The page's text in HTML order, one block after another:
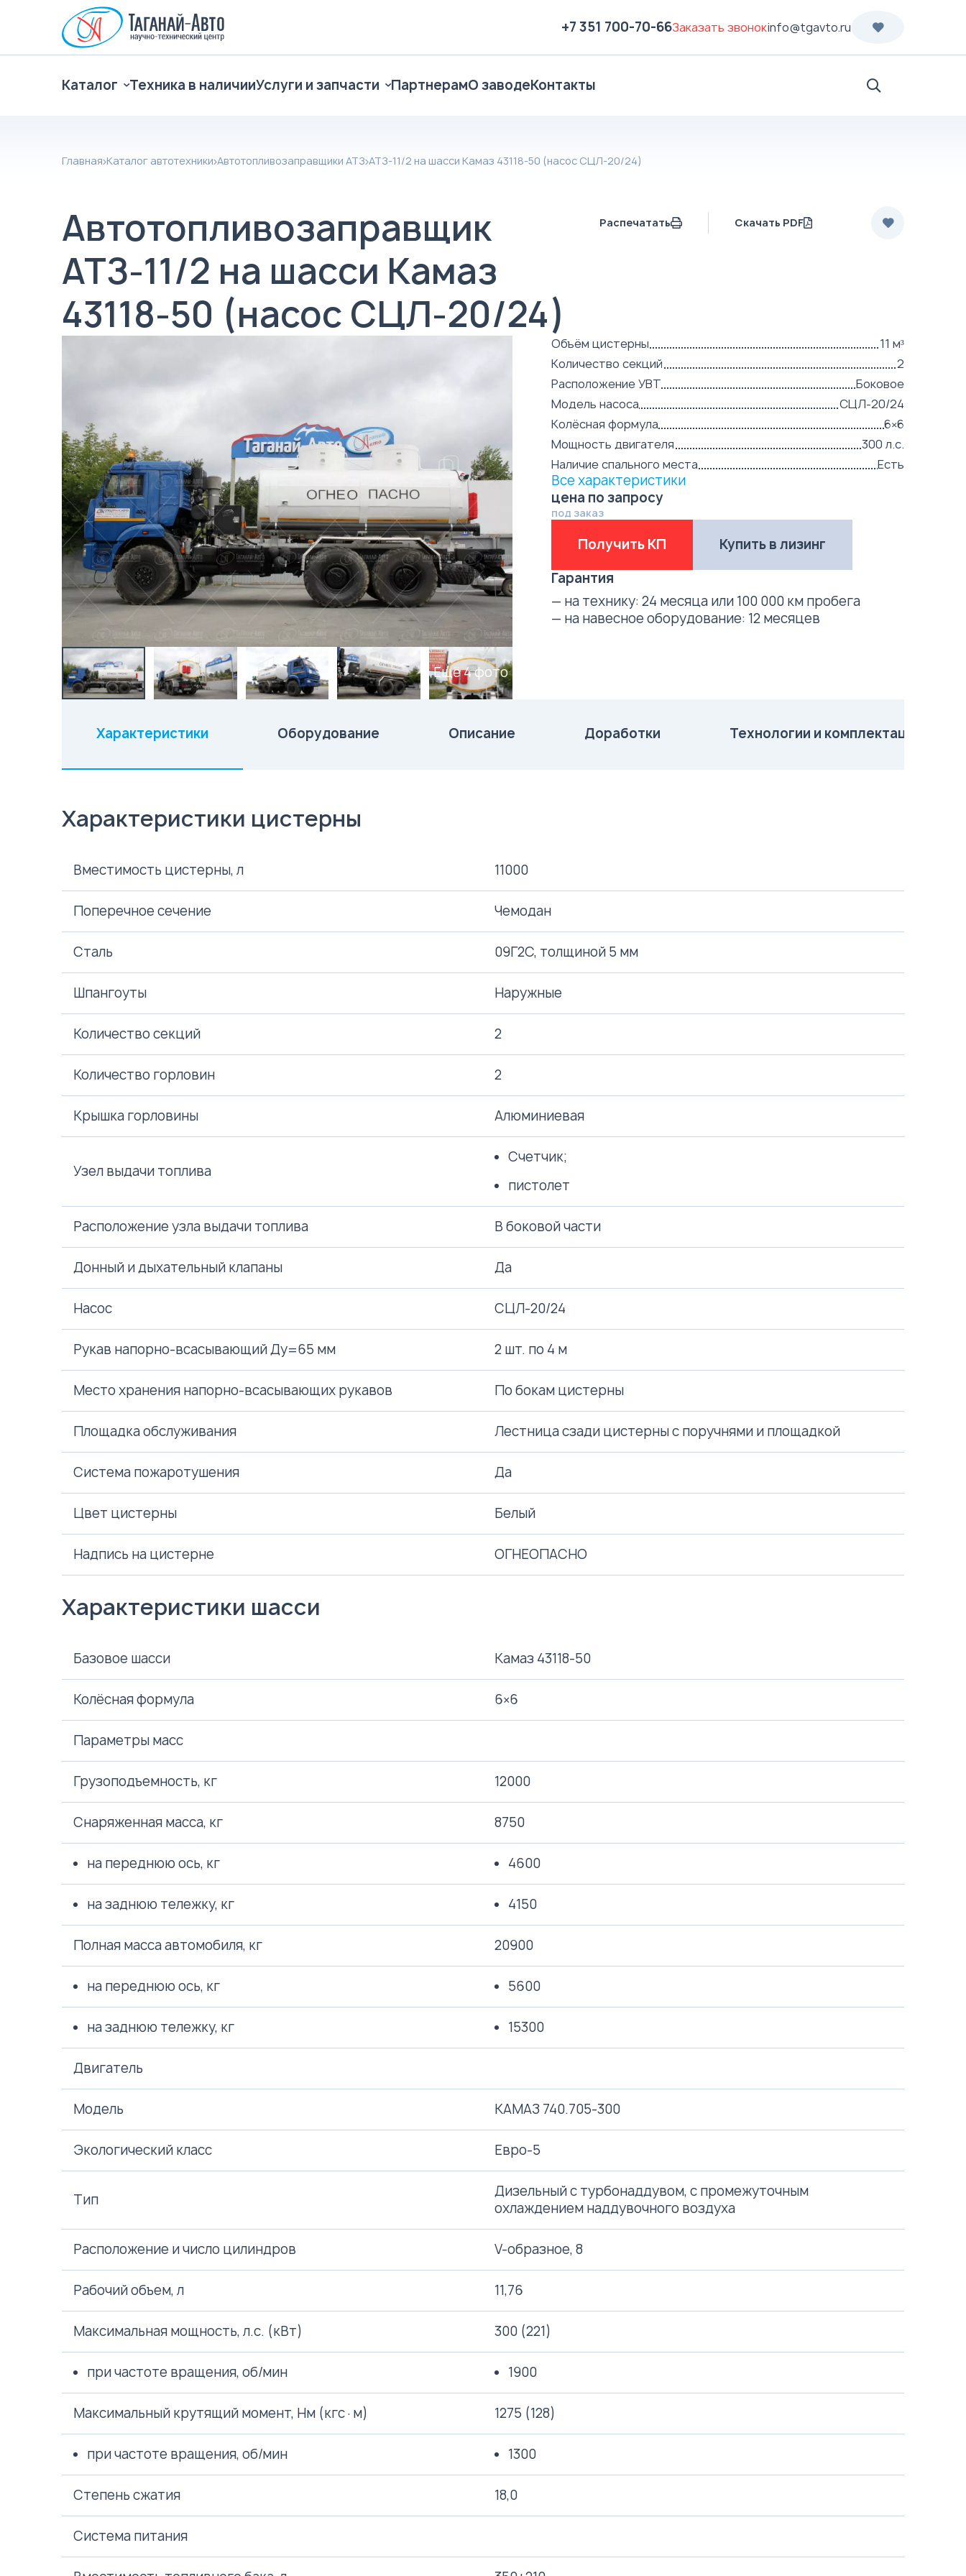
+7 351 700-70-66Заказать звонокinfo@tgavto.ru
Каталог Техника в наличииУслуги и запчасти ПартнерамО заводеКонтакты
Главная Каталог автотехники Автотопливозаправщики АТЗ АТЗ-11/2 на шасси Камаз 43118-50 (насос СЦЛ-20/24)
Автотопливозаправщик
АТЗ-11/2 на шасси Камаз
43118-50 (насос СЦЛ-20/24)
Распечатать Скачать PDF
Ещё 4 фото
Объём цистерны
11 м³
Количество секций
2
Расположение УВТ
Боковое
Модель насоса
СЦЛ-20/24
Колёсная формула
6×6
Мощность двигателя
300 л.с.
Наличие спального места
Есть
Все характеристики
цена по запросу
под заказ
Получить КП
Купить в лизинг
Гарантия
— на технику: 24 месяца или 100 000 км пробега
— на навесное оборудование: 12 месяцев
Характеристики
Оборудование Описание Доработки Технологии и комплектация
Характеристики цистерны
Вместимость цистерны, л 11000
Поперечное сечение Чемодан
Сталь 09Г2С, толщиной 5 мм
Шпангоуты Наружные
Количество секций 2
Количество горловин 2
Крышка горловины Алюминиевая
Узел выдачи топлива
Счетчик;
пистолет
Расположение узла выдачи топлива В боковой части
Донный и дыхательный клапаны Да
Насос СЦЛ-20/24
Рукав напорно-всасывающий Ду=65 мм 2 шт. по 4 м
Место хранения напорно-всасывающих рукавов По бокам цистерны
Площадка обслуживания Лестница сзади цистерны с поручнями и площадкой
Система пожаротушения Да
Цвет цистерны Белый
Надпись на цистерне ОГНЕОПАСНО
Характеристики шасси
Базовое шасси Камаз 43118-50
Колёсная формула 6×6
Параметры масс
Грузоподъемность, кг 12000
Снаряженная масса, кг 8750
на переднюю ось, кг 4600
на заднюю тележку, кг 4150
Полная масса автомобиля, кг 20900
на переднюю ось, кг 5600
на заднюю тележку, кг 15300
Двигатель
Модель КАМАЗ 740.705-300
Экологический класс Евро-5
Тип
Дизельный с турбонаддувом, с промежуточным
охлаждением наддувочного воздуха
Расположение и число цилиндров V-образное, 8
Рабочий объем, л 11,76
Максимальная мощность, л.с. (кВт) 300 (221)
при частоте вращения, об/мин 1900
Максимальный крутящий момент, Нм (кгс·м) 1275 (128)
при частоте вращения, об/мин 1300
Степень сжатия 18,0
Система питания